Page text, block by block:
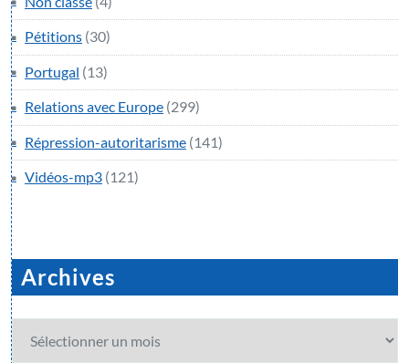
Pétitions (30)
Portugal (13)
Relations avec Europe (299)
Répression-autoritarisme (141)
Vidéos-mp3 (121)
Archives
Archives